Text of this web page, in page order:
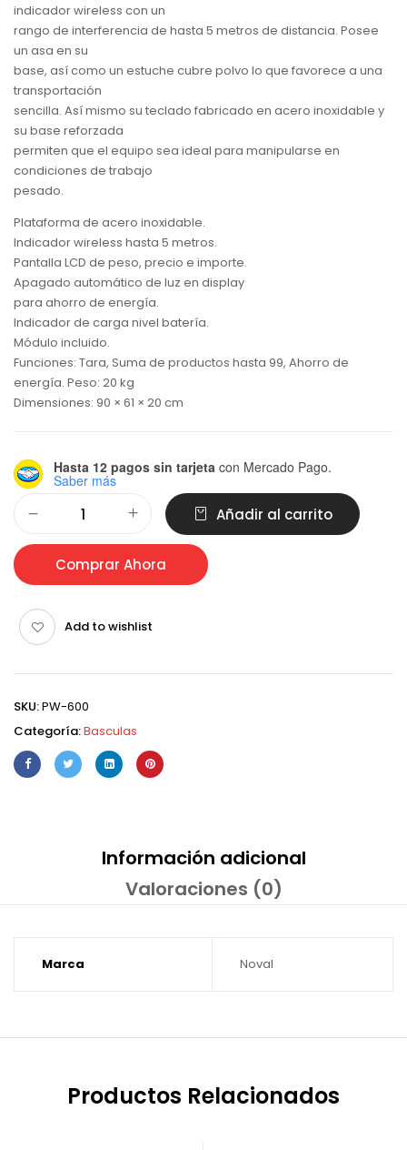
indicador wireless con un
rango de interferencia de hasta 5 metros de distancia. Posee
un asa en su
base, así como un estuche cubre polvo lo que favorece a una
transportación
sencilla. Así mismo su teclado fabricado en acero inoxidable y
su base reforzada
permiten que el equipo sea ideal para manipularse en
condiciones de trabajo
pesado.
Plataforma de acero inoxidable.
Indicador wireless hasta 5 metros.
Pantalla LCD de peso, precio e importe.
Apagado automático de luz en display
para ahorro de energía.
Indicador de carga nivel batería.
Módulo incluido.
Funciones: Tara, Suma de productos hasta 99, Ahorro de
energía. Peso: 20 kg
Dimensiones: 90 × 61 × 20 cm
Hasta 12 pagos sin tarjeta con Mercado Pago.
Saber más
Añadir al carrito
Comprar Ahora
Add to wishlist
SKU:PW-600
Categoría:Basculas
Información adicional
Valoraciones (0)
Marca Noval
Productos Relacionados